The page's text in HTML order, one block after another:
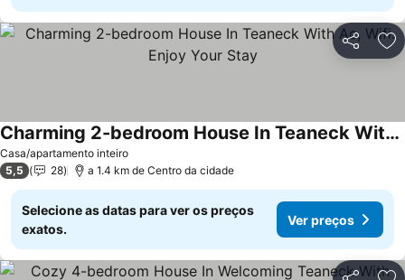
Partilhar
Casa/apartamento inteiro
Charming 2-bedroom House In Teaneck With Ac, Wifi. Enjoy Your Stay
Ver preços
5,5 28 a 1.4 km de Centro da cidade
Selecione as datas para ver os preços
exatos.
Ver preços